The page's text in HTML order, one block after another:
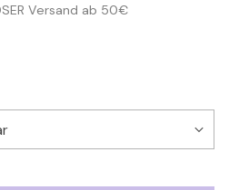
Versand ab 50€